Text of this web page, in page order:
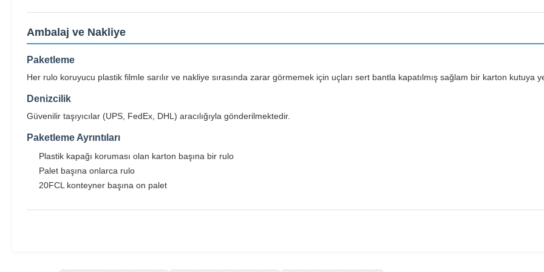
Ambalaj ve Nakliye
Paketleme
Her rulo koruyucu plastik filmle sarılır ve nakliye sırasında zarar görmemek için uçları sert bantla kapatılmış sağlam bir karton kutuya
Denizcilik
Güvenilir taşıyıcılar (UPS, FedEx, DHL) aracılığıyla gönderilmektedir.
Paketleme Ayrıntıları
Plastik kapağı koruması olan karton başına bir rulo
Palet başına onlarca rulo
20FCL konteyner başına on palet